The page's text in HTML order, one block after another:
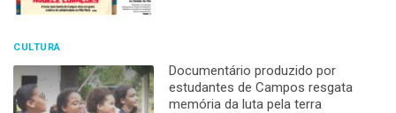
CULTURA
Documentário produzido por
estudantes de Campos resgata
memória da luta pela terra